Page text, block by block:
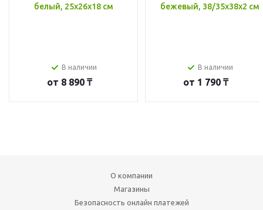
белый, 25x26x18 см
В наличии
от 8 890 ₸
бежевый, 38/35x38x2 см
В наличии
от 1 790 ₸
О компании
Магазины
Безопасность онлайн платежей